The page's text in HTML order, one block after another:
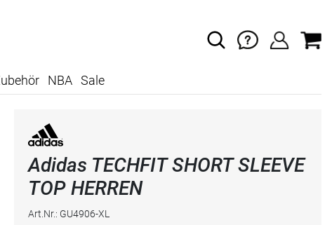
NBA Sale
Adidas TECHFIT SHORT SLEEVE
TOP HERREN
Art.Nr.: GU4906-XL